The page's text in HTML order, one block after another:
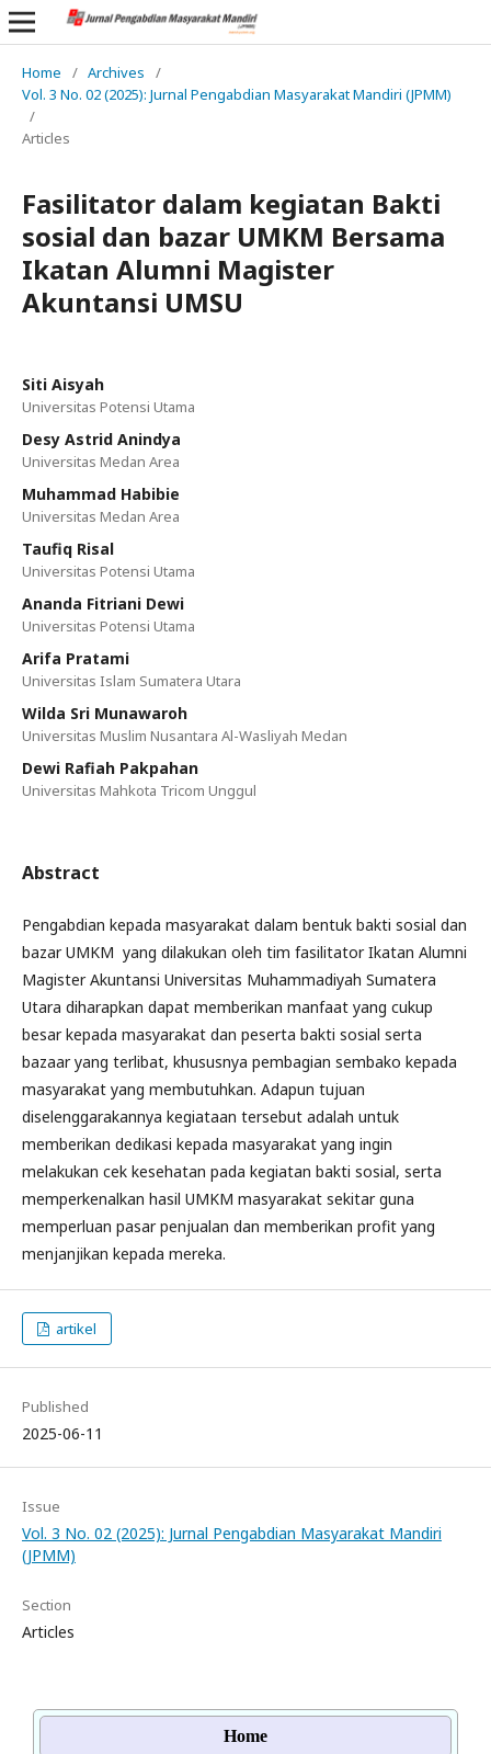
Home / Archives
/
Vol. 3 No. 02 (2025): Jurnal Pengabdian Masyarakat Mandiri (JPMM)
/
Articles
Fasilitator dalam kegiatan Bakti
sosial dan bazar UMKM Bersama
Ikatan Alumni Magister
Akuntansi UMSU
Siti Aisyah
Universitas Potensi Utama
Desy Astrid Anindya
Universitas Medan Area
Muhammad Habibie
Universitas Medan Area
Taufiq Risal
Universitas Potensi Utama
Ananda Fitriani Dewi
Universitas Potensi Utama
Arifa Pratami
Universitas Islam Sumatera Utara
Wilda Sri Munawaroh
Universitas Muslim Nusantara Al-Wasliyah Medan
Dewi Rafiah Pakpahan
Universitas Mahkota Tricom Unggul
Abstract
Pengabdian kepada masyarakat dalam bentuk bakti sosial dan
bazar UMKM yang dilakukan oleh tim fasilitator Ikatan Alumni
Magister Akuntansi Universitas Muhammadiyah Sumatera
Utara diharapkan dapat memberikan manfaat yang cukup
besar kepada masyarakat dan peserta bakti sosial serta
bazaar yang terlibat, khususnya pembagian sembako kepada
masyarakat yang membutuhkan. Adapun tujuan
diselenggarakannya kegiataan tersebut adalah untuk
memberikan dedikasi kepada masyarakat yang ingin
melakukan cek kesehatan pada kegiatan bakti sosial, serta
memperkenalkan hasil UMKM masyarakat sekitar guna
memperluan pasar penjualan dan memberikan profit yang
menjanjikan kepada mereka.
artikel
Published
2025-06-11
Issue
Vol. 3 No. 02 (2025): Jurnal Pengabdian Masyarakat Mandiri
(JPMM)
Section
Articles
Home